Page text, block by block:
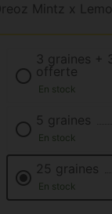
Mintz x
3 graines +
offerte
En stock
5 graines
En stock
25 graines
En stock